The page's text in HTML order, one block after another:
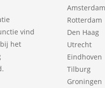
vind
het
Amsterdam
Rotterdam
Den Haag
Utrecht
Eindhoven
Tilburg
Groningen